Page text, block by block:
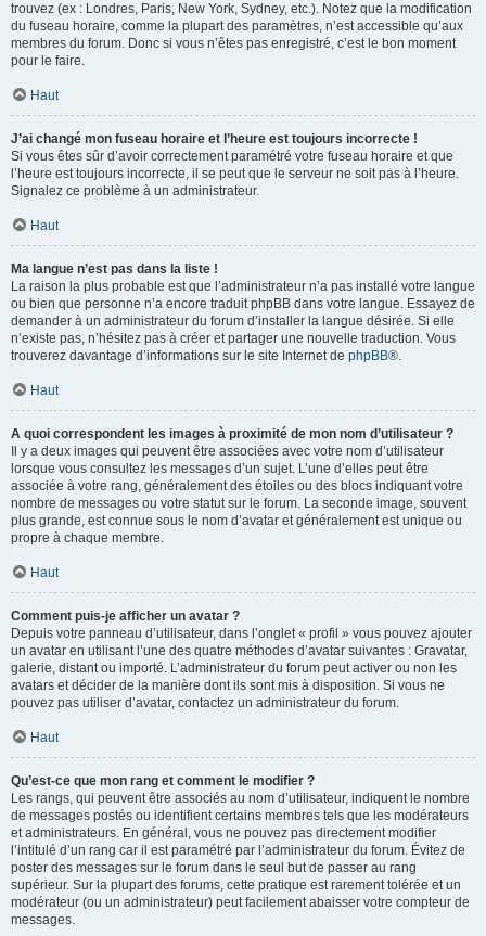
trouvez (ex : Londres, Paris, New York, Sydney, etc.). Notez que la modification
du fuseau horaire, comme la plupart des paramètres, n’est accessible qu’aux
membres du forum. Donc si vous n’êtes pas enregistré, c’est le bon moment
pour le faire.
Haut
J’ai changé mon fuseau horaire et l’heure est toujours incorrecte !
Si vous êtes sûr d’avoir correctement paramétré votre fuseau horaire et que
l’heure est toujours incorrecte, il se peut que le serveur ne soit pas à l’heure.
Signalez ce problème à un administrateur.
Haut
Ma langue n’est pas dans la liste !
La raison la plus probable est que l’administrateur n’a pas installé votre langue
ou bien que personne n’a encore traduit phpBB dans votre langue. Essayez de
demander à un administrateur du forum d’installer la langue désirée. Si elle
n’existe pas, n’hésitez pas à créer et partager une nouvelle traduction. Vous
trouverez davantage d’informations sur le site Internet de phpBB®.
Haut
A quoi correspondent les images à proximité de mon nom d’utilisateur ?
Il y a deux images qui peuvent être associées avec votre nom d’utilisateur
lorsque vous consultez les messages d’un sujet. L’une d’elles peut être
associée à votre rang, généralement des étoiles ou des blocs indiquant votre
nombre de messages ou votre statut sur le forum. La seconde image, souvent
plus grande, est connue sous le nom d’avatar et généralement est unique ou
propre à chaque membre.
Haut
Comment puis-je afficher un avatar ?
Depuis votre panneau d’utilisateur, dans l’onglet « profil » vous pouvez ajouter
un avatar en utilisant l’une des quatre méthodes d’avatar suivantes : Gravatar,
galerie, distant ou importé. L’administrateur du forum peut activer ou non les
avatars et décider de la manière dont ils sont mis à disposition. Si vous ne
pouvez pas utiliser d’avatar, contactez un administrateur du forum.
Haut
Qu’est-ce que mon rang et comment le modifier ?
Les rangs, qui peuvent être associés au nom d’utilisateur, indiquent le nombre
de messages postés ou identifient certains membres tels que les modérateurs
et administrateurs. En général, vous ne pouvez pas directement modifier
l’intitulé d’un rang car il est paramétré par l’administrateur du forum. Évitez de
poster des messages sur le forum dans le seul but de passer au rang
supérieur. Sur la plupart des forums, cette pratique est rarement tolérée et un
modérateur (ou un administrateur) peut facilement abaisser votre compteur de
messages.